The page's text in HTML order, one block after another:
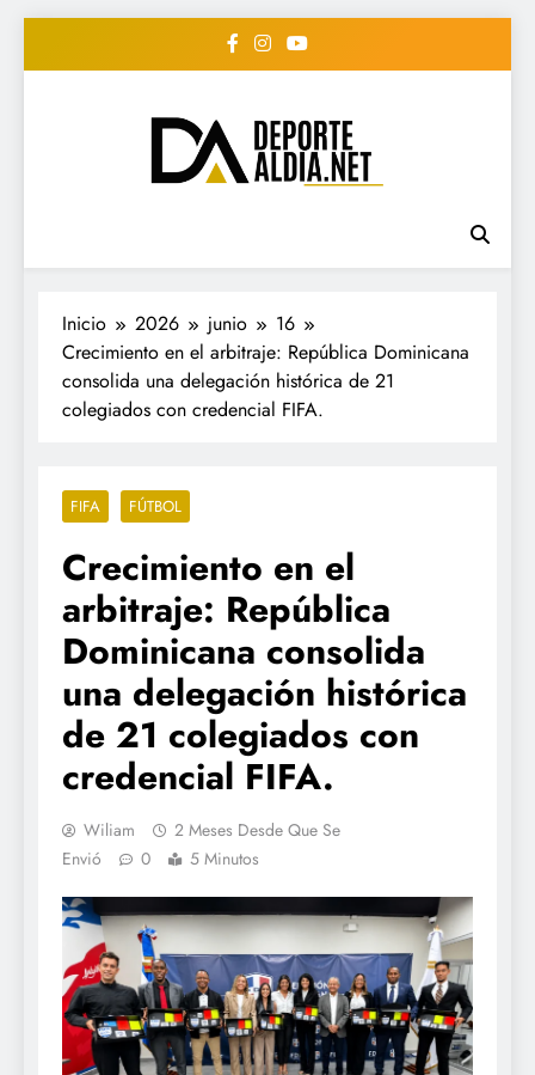
• DEPORTE AL DIA •
"Periodico Deportivo
Digital"
#deportealdiard #deportealdiaperiodico
Inicio 2026 junio
16
Crecimiento en el arbitraje: República Dominicana
consolida una delegación histórica de 21
colegiados con credencial FIFA.
FIFA FÚTBOL
Crecimiento en el
arbitraje: República
Dominicana consolida
una delegación histórica
de 21 colegiados con
credencial FIFA.
Wiliam
2 Meses Desde Que Se
Envió
0 5 Minutos